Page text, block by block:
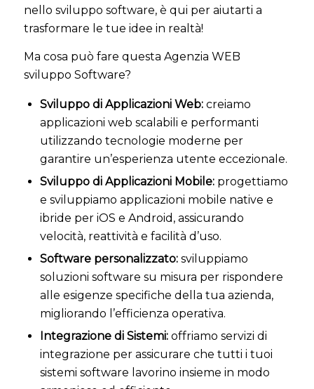
nello sviluppo software, è qui per aiutarti a
trasformare le tue idee in realtà!
Ma cosa può fare questa Agenzia WEB
sviluppo Software?
Sviluppo di Applicazioni Web:creiamo
applicazioni web scalabili e performanti
utilizzando tecnologie moderne per
garantire un’esperienza utente eccezionale.
Sviluppo di Applicazioni Mobile:progettiamo
e sviluppiamo applicazioni mobile native e
ibride per iOS e Android, assicurando
velocità, reattività e facilità d’uso.
Software personalizzato:sviluppiamo
soluzioni software su misura per rispondere
alle esigenze specifiche della tua azienda,
migliorando l’efficienza operativa.
Integrazione di Sistemi:offriamo servizi di
integrazione per assicurare che tutti i tuoi
sistemi software lavorino insieme in modo